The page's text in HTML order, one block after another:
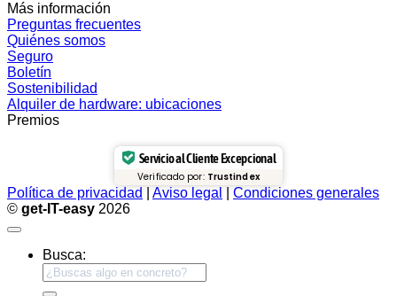
Más información
Preguntas frecuentes
Quiénes somos
Seguro
Boletín
Sostenibilidad
Alquiler de hardware: ubicaciones
Premios
Servicio al Cliente Excepcional
Verificado por: Trustindex
Política de privacidad Aviso legal
Condiciones generales
© get-IT-easy 2026
Busca: